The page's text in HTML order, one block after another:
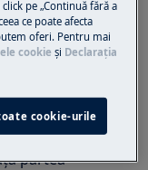
prelucrați în
lingură
accelerează.
partea
pe „Continuă fără a
ce poate afecta
oferi. Pentru mai
cookie și Declaraţia
cookie-urile